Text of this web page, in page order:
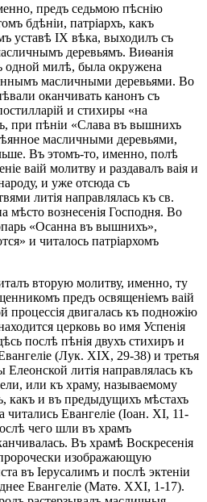
предъ седьмою пѣснію
бдѣніи, патріархъ, какъ
уставѣ IX вѣка, выходилъ съ
деревьямъ. Виѳанія
одной милѣ, была окружена
масличными деревьями. Во
оканчивать канонъ съ
и стихиры «на
при пѣніи «Слава въ вышнихъ
масличными деревьями,
Въ этомъ-то, именно, полѣ
ваій молитву и раздавалъ ваія и
и уже отсюда съ
литія направлялась къ св.
мѣсто вознесенія Господня. Во
«Осанна въ вышнихъ»,
и читалось патріархомъ
вторую молитву, именно, ту
предъ освященіемъ ваій
двигалась къ подножію
церковь во имя Успенія
послѣ пѣнія двухъ стихиръ и
(Лук. XIX, 29-38) и третья
литія направлялась къ
или къ храму, называемому
какъ и въ предыдущихъ мѣстахъ
Евангеліе (Іоан. XI, 11-
чего шли въ храмъ
Въ храмѣ Воскресенія
изображающую
въ Іерусалимъ и послѣ эктеніи
Евангеліе (Матѳ. XXI, 1-17).